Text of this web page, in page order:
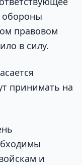
обороны
правовом
в силу.
принимать на
и